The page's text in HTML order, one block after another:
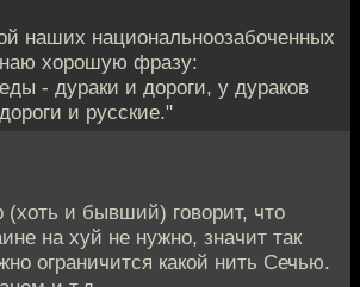
наших национальноозабоченных
хорошую фразу:
- дураки и дороги, у дураков
и русские."
и бывший) говорит, что
на хуй не нужно, значит так
ограничится какой нить Сечью.